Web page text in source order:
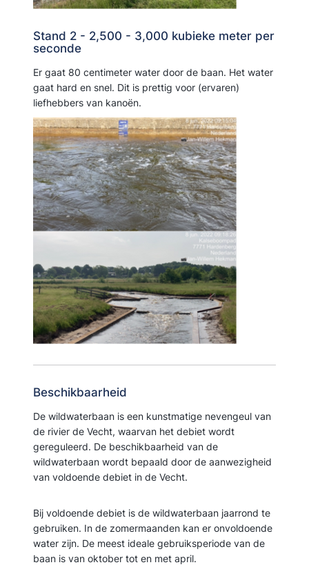
Stand 2 - 2,500 - 3,000 kubieke meter per
seconde
Er gaat 80 centimeter water door de baan. Het water
gaat hard en snel. Dit is prettig voor (ervaren)
liefhebbers van kanoën.
Beschikbaarheid
De wildwaterbaan is een kunstmatige nevengeul van
de rivier de Vecht, waarvan het debiet wordt
gereguleerd. De beschikbaarheid van de
wildwaterbaan wordt bepaald door de aanwezigheid
van voldoende debiet in de Vecht.
Bij voldoende debiet is de wildwaterbaan jaarrond te
gebruiken. In de zomermaanden kan er onvoldoende
water zijn. De meest ideale gebruiksperiode van de
baan is van oktober tot en met april.